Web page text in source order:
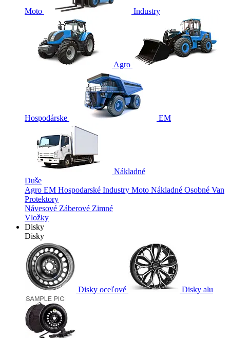
Moto Industry
Agro
Hospodárske EM
Nákladné
Duše
Agro EM Hospodarské Industry Moto Nákladné Osobné Van
Protektory
Návesové Záberové Zimné
Vložky
Disky
Disky
Disky oceľové Disky alu